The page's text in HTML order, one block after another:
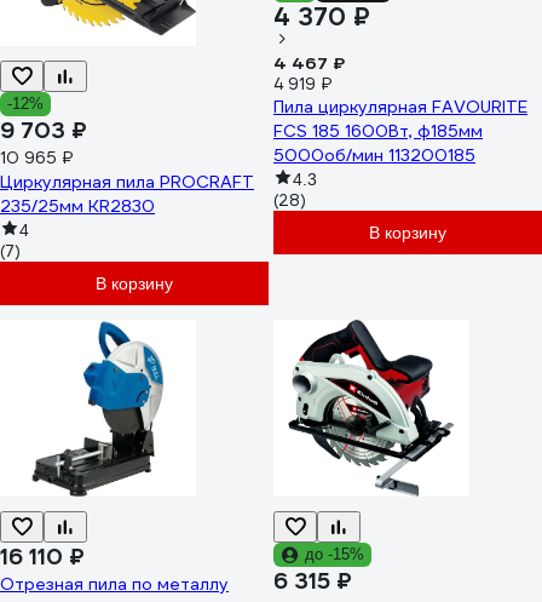
-12%
9 703 ₽
10 965 ₽
Циркулярная пила PROCRAFT
235/25мм KR2830
4
(7)
В корзину
4 370 ₽
4 467 ₽
4 919 ₽
Пила циркулярная FAVOURITE
FCS 185 1600Вт, ф185мм
5000об/мин 113200185
4.3
(28)
В корзину
16 110 ₽
Отрезная пила по металлу
до -15%
6 315 ₽